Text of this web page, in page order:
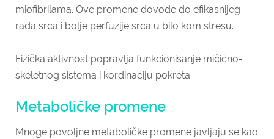
miofibrilama. Ove promene dovode do efikasnijeg
rada srca i bolje perfuzije srca u bilo kom stresu.
Fizička aktivnost popravlja funkcionisanje mičićno-
skeletnog sistema i kordinaciju pokreta.
Metaboličke promene
Mnoge povoljne metaboličke promene javljaju se kao